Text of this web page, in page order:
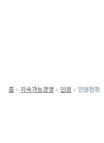
홈 지속가능경영 인권 인권헌장